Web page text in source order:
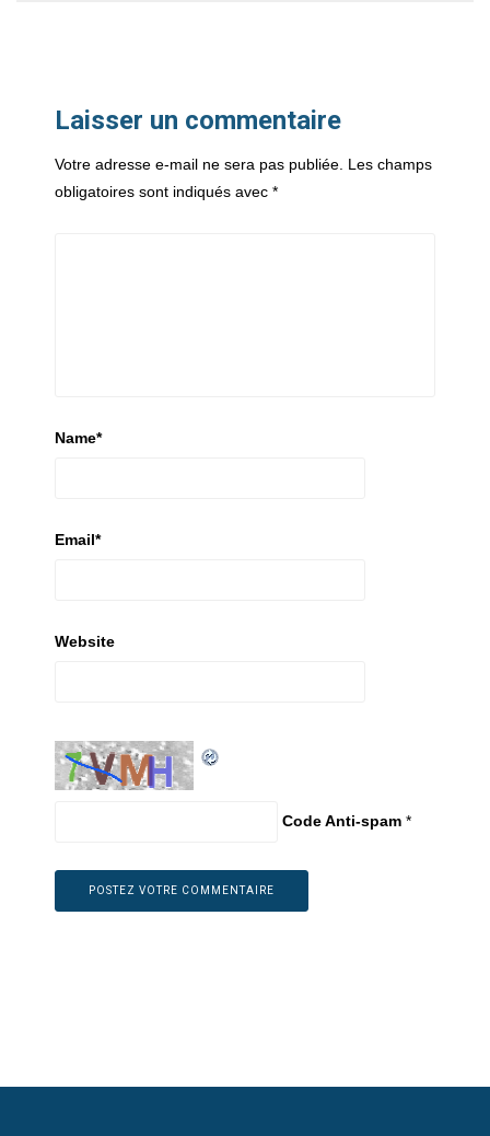
Laisser un commentaire
Votre adresse e-mail ne sera pas publiée. Les champs
obligatoires sont indiqués avec *
Name*
Email*
Website
Code Anti-spam *